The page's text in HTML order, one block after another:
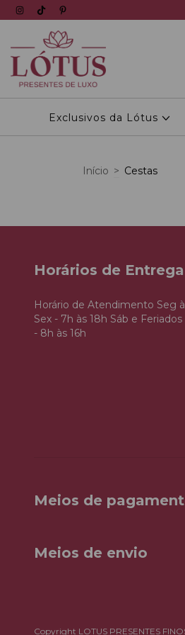
Exclusivos da Lótus
Início > Cestas
Horários de Entrega
Horário de Atendimento Seg à
Sex - 7h às 18h Sáb e Feriados
- 8h às 16h
Meios de
Meios de envio
Copyright LOTUS PRESENTES